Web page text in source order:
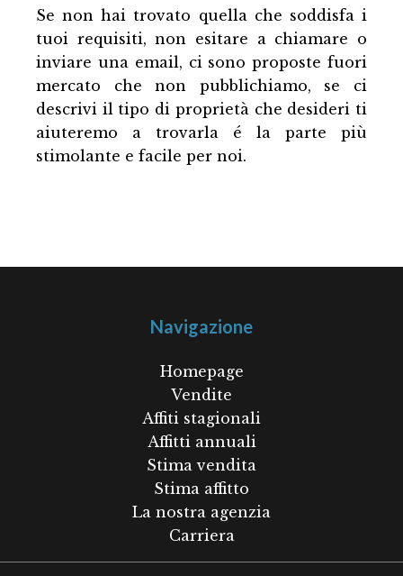
Se non hai trovato quella che soddisfa i
tuoi requisiti, non esitare a chiamare o
inviare una email, ci sono proposte fuori
mercato che non pubblichiamo, se ci
descrivi il tipo di proprietà che desideri ti
aiuteremo a trovarla é la parte più
stimolante e facile per noi.
Navigazione
Homepage
Vendite
Affiti stagionali
Affitti annuali
Stima vendita
Stima affitto
La nostra agenzia
Carriera